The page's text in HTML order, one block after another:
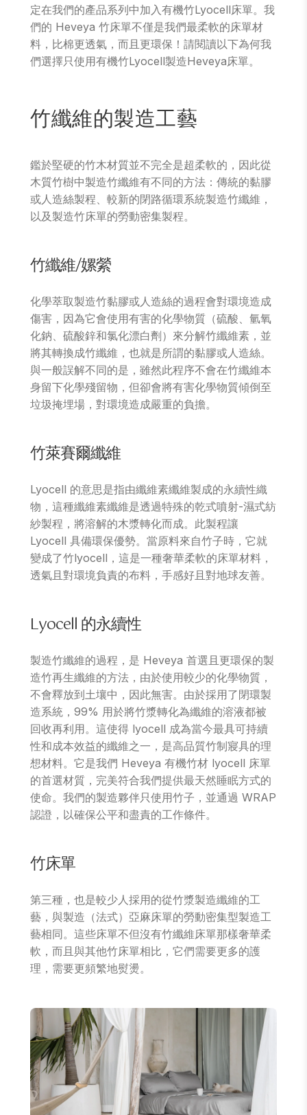
定在我們的產品系列中加入有機竹Lyocell床單。我
們的 Heveya 竹床單不僅是我們最柔軟的床單材
料，比棉更透氣，而且更環保！請閱讀以下為何我
們選擇只使用有機竹Lyocell製造Heveya床單。
竹纖維的製造工藝
鑑於堅硬的竹木材質並不完全是超柔軟的，因此從
木質竹樹中製造竹纖維有不同的方法：傳統的黏膠
或人造絲製程、較新的閉路循環系統製造竹纖維，
以及製造竹床單的勞動密集製程。
竹纖維/嫘縈
化學萃取製造竹黏膠或人造絲的過程會對環境造成
傷害，因為它會使用有害的化學物質（硫酸、氫氧
化鈉、硫酸鋅和氯化漂白劑）來分解竹纖維素，並
將其轉換成竹纖維，也就是所謂的黏膠或人造絲。
與一般誤解不同的是，雖然此程序不會在竹纖維本
身留下化學殘留物，但卻會將有害化學物質傾倒至
垃圾掩埋場，對環境造成嚴重的負擔。
竹萊賽爾纖維
Lyocell 的意思是指由纖維素纖維製成的永續性織
物，這種纖維素纖維是透過特殊的乾式噴射-濕式紡
紗製程，將溶解的木漿轉化而成。此製程讓
Lyocell 具備環保優勢。當原料來自竹子時，它就
變成了竹lyocell，這是一種奢華柔軟的床單材料，
透氣且對環境負責的布料，手感好且對地球友善。
Lyocell 的永續性
製造竹纖維的過程，是 Heveya 首選且更環保的製
造竹再生纖維的方法，由於使用較少的化學物質，
不會釋放到土壤中，因此無害。由於採用了閉環製
造系統，99% 用於將竹漿轉化為纖維的溶液都被
回收再利用。這使得 lyocell 成為當今最具可持續
性和成本效益的纖維之一，是高品質竹制寢具的理
想材料。它是我們 Heveya 有機竹材 lyocell 床單
的首選材質，完美符合我們提供最天然睡眠方式的
使命。我們的製造夥伴只使用竹子，並通過 WRAP
認證，以確保公平和盡責的工作條件。
竹床單
第三種，也是較少人採用的從竹漿製造纖維的工
藝，與製造（法式）亞麻床單的勞動密集型製造工
藝相同。這些床單不但沒有竹纖維床單那樣奢華柔
軟，而且與其他竹床單相比，它們需要更多的護
理，需要更頻繁地熨燙。